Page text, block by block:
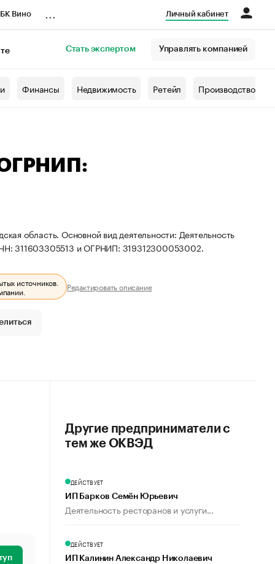
Вино Личный кабинет
Стать экспертом Управлять компанией
Финансы Недвижимость Ретейл Производство
ОГРНИП:
область. Основной вид деятельности: Деятельность
311603305513 и ОГРНИП: 319312300053002.
источников.
Редактировать описание
Другие предприниматели с
тем же ОКВЭД
ДЕЙСТВУЕТ
ИП Барков Семён Юрьевич
Деятельность ресторанов и услуги...
ДЕЙСТВУЕТ
ИП Калинин Александр Николаевич